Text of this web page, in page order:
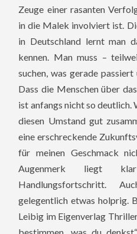
Zeuge einer rasanten
in die Malek involviert ist.
in Deutschland lernt man
kennen. Man muss –
suchen, was gerade
Dass die Menschen über
ist anfangs nicht so deutlich.
diesen Umstand gut
eine erschreckende
für meinen Geschmack
Augenmerk liegt
Handlungsfortschritt.
gelegentlich etwas holprig.
Leibig im Eigenverlag